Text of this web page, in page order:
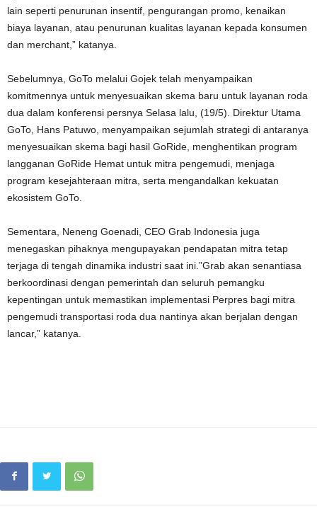
lain seperti penurunan insentif, pengurangan promo, kenaikan
biaya layanan, atau penurunan kualitas layanan kepada konsumen
dan merchant,” katanya.
Sebelumnya, GoTo melalui Gojek telah menyampaikan
komitmennya untuk menyesuaikan skema baru untuk layanan roda
dua dalam konferensi persnya Selasa lalu, (19/5). Direktur Utama
GoTo, Hans Patuwo, menyampaikan sejumlah strategi di antaranya
menyesuaikan skema bagi hasil GoRide, menghentikan program
langganan GoRide Hemat untuk mitra pengemudi, menjaga
program kesejahteraan mitra, serta mengandalkan kekuatan
ekosistem GoTo.
Sementara, Neneng Goenadi, CEO Grab Indonesia juga
menegaskan pihaknya mengupayakan pendapatan mitra tetap
terjaga di tengah dinamika industri saat ini.”Grab akan senantiasa
berkoordinasi dengan pemerintah dan seluruh pemangku
kepentingan untuk memastikan implementasi Perpres bagi mitra
pengemudi transportasi roda dua nantinya akan berjalan dengan
lancar,” katanya.